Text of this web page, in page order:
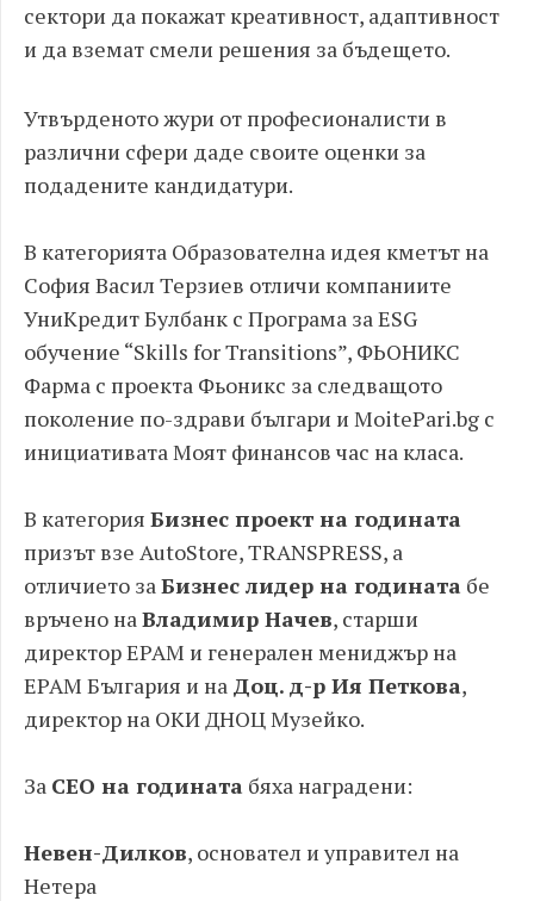
сектори да покажат креативност, адаптивност
и да вземат смели решения за бъдещето.
Утвърденото жури от професионалисти в
различни сфери даде своите оценки за
подадените кандидатури.
В категорията Образователна идея кметът на
София Васил Терзиев отличи компаниите
УниКредит Булбанк с Програма за ESG
обучение “Skills for Transitions”, ФЬОНИКС
Фарма с проекта Фьоникс за следващото
поколение по-здрави българи и MoitePari.bg с
инициативата Моят финансов час на класа.
В категория Бизнес проект на годината
призът взе AutoStore, TRANSPRESS, а
отличието заБизнес лидер на годината бе
връчено наВладимир Начев, старши
директор EPAM и генерален мениджър на
EPAM България и на Доц. д-р Ия Петкова,
директор на ОКИ ДНОЦ Музейко.
За CEO на годината бяха наградени:
Невен-Дилков, основател и управител на
Нетера